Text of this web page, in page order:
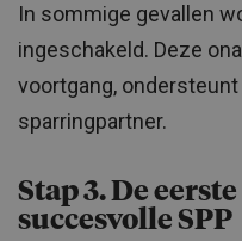
In sommige gevallen
ingeschakeld. Deze
voortgang,
sparringpartner.
Stap 3. De
succesvolle SPP